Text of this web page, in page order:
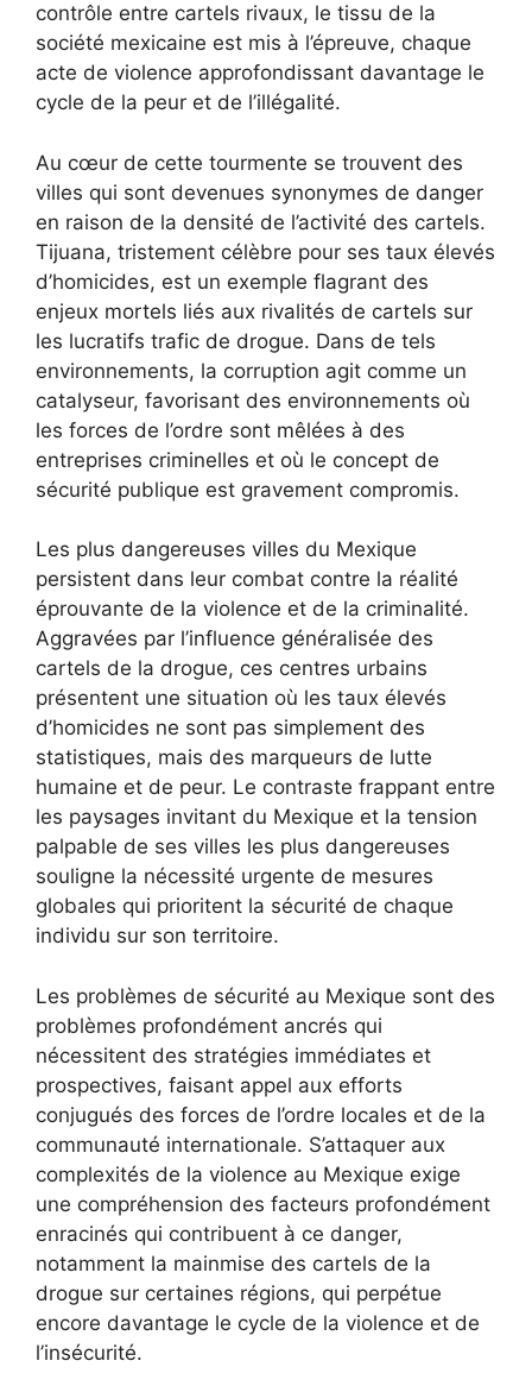
contrôle entre cartels rivaux, le tissu de la
société mexicaine est mis à l’épreuve, chaque
acte de violence approfondissant davantage le
cycle de la peur et de l’illégalité.
Au cœur de cette tourmente se trouvent des
villes qui sont devenues synonymes de danger
en raison de la densité de l’activité des cartels.
Tijuana, tristement célèbre pour ses taux élevés
d’homicides, est un exemple flagrant des
enjeux mortels liés aux rivalités de cartels sur
les lucratifs trafic de drogue. Dans de tels
environnements, la corruption agit comme un
catalyseur, favorisant des environnements où
les forces de l’ordre sont mêlées à des
entreprises criminelles et où le concept de
sécurité publique est gravement compromis.
Les plus dangereuses villes du Mexique
persistent dans leur combat contre la réalité
éprouvante de la violence et de la criminalité.
Aggravées par l’influence généralisée des
cartels de la drogue, ces centres urbains
présentent une situation où les taux élevés
d’homicides ne sont pas simplement des
statistiques, mais des marqueurs de lutte
humaine et de peur. Le contraste frappant entre
les paysages invitant du Mexique et la tension
palpable de ses villes les plus dangereuses
souligne la nécessité urgente de mesures
globales qui prioritent la sécurité de chaque
individu sur son territoire.
Les problèmes de sécurité au Mexique sont des
problèmes profondément ancrés qui
nécessitent des stratégies immédiates et
prospectives, faisant appel aux efforts
conjugués des forces de l’ordre locales et de la
communauté internationale. S’attaquer aux
complexités de la violence au Mexique exige
une compréhension des facteurs profondément
enracinés qui contribuent à ce danger,
notamment la mainmise des cartels de la
drogue sur certaines régions, qui perpétue
encore davantage le cycle de la violence et de
l’insécurité.